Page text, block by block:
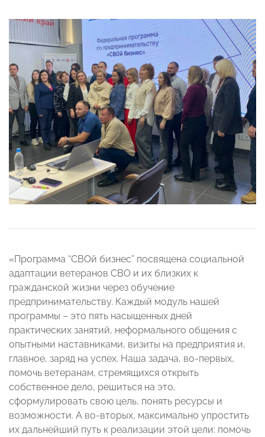
«Программа “СВОй бизнес” посвящена социальной
адаптации ветеранов СВО и их близких к
гражданской жизни через обучение
предпринимательству. Каждый модуль нашей
программы – это пять насыщенных дней
практических занятий, неформального общения с
опытными наставниками, визиты на предприятия и,
главное, заряд на успех. Наша задача, во-первых,
помочь ветеранам, стремящихся открыть
собственное дело, решиться на это,
сформулировать свою цель, понять ресурсы и
возможности. А во-вторых, максимально упростить
их дальнейший путь к реализации этой цели: помочь